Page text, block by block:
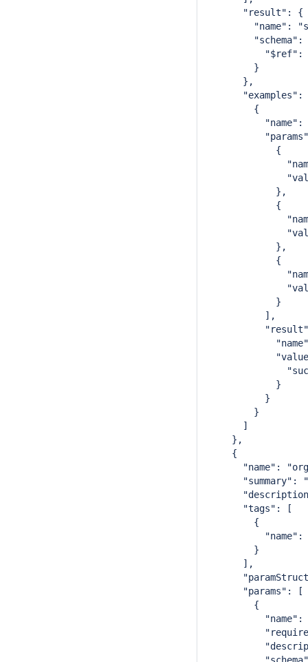
"result": {
"name":
"schema":
"$ref": "#/
}
},
"examples":
{
"name":
{
"name":
"value":
},
{
"name":
},
{
"name":
}
],
"name":
}
}
}
]
},
{
"name":
"summary":
"description":
"tags": [
{
"name":
}
],
"params": [
{
"name":
"description":